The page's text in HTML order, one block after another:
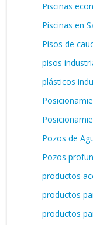
Piscinas
Piscinas en
Pisos de
pisos
plásticos
Pozos de
Pozos
productos
productos
productos